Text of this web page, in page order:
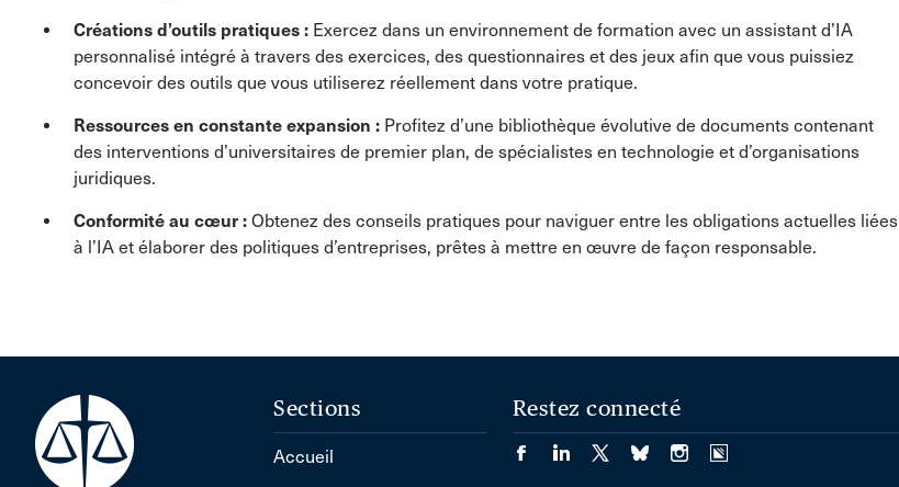
Créations d’outils pratiques : Exercez dans un environnement de formation avec un assistant d’IA
personnalisé intégré à travers des exercices, des questionnaires et des jeux afin que vous puissiez
concevoir des outils que vous utiliserez réellement dans votre pratique.
Ressources en constante expansion : Profitez d’une bibliothèque évolutive de documents contenant
des interventions d’universitaires de premier plan, de spécialistes en technologie et d’organisations
juridiques.
Conformité au cœur : Obtenez des conseils pratiques pour naviguer entre les obligations actuelles liées
à l’IA et élaborer des politiques d’entreprises, prêtes à mettre en œuvre de façon responsable.
Sections
Accueil
Restez connecté